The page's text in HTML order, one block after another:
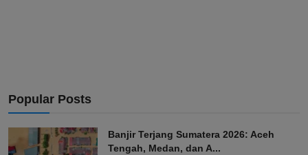
Popular Posts
Banjir Terjang Sumatera 2026: Aceh
Tengah, Medan, dan A...